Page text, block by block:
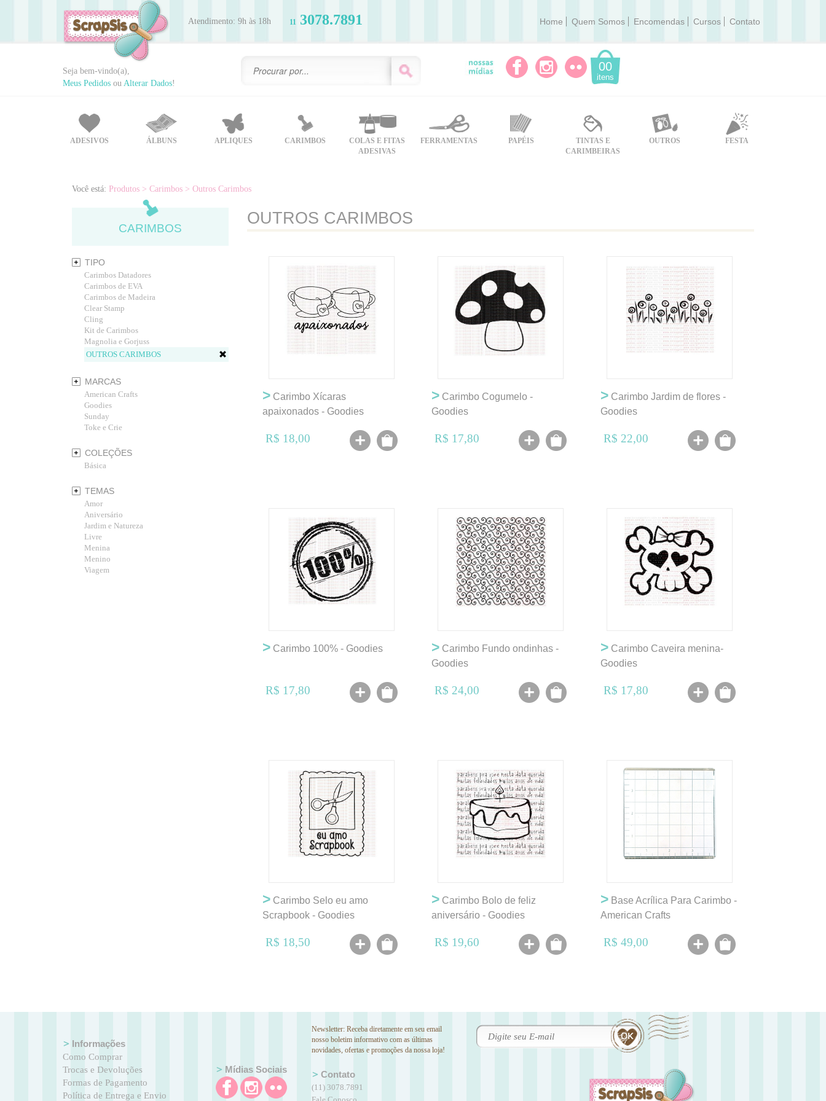
Atendimento: 9h às 18h 11 3078.7891 Home Quem Somos Encomendas Cursos Contato
Seja bem-vindo(a),
Meus Pedidos ou Alterar Dados!
00
itens
ADESIVOS ÁLBUNS APLIQUES CARIMBOS
COLAS E FITAS
ADESIVAS
FERRAMENTAS PAPÉIS
TINTAS E
CARIMBEIRAS
OUTROS FESTA
Você está: Produtos > Carimbos > Outros Carimbos
CARIMBOS
TIPO
Carimbos Datadores
Carimbos de EVA
Carimbos de Madeira
Clear Stamp
Cling
Kit de Carimbos
Magnolia e Gorjuss
OUTROS CARIMBOS
MARCAS
American Crafts
Goodies
Sunday
Toke e Crie
COLEÇÕES
Básica
TEMAS
Amor
Aniversário
Jardim e Natureza
Livre
Menina
Menino
Viagem
OUTROS CARIMBOS
> Carimbo Xícaras
apaixonados - Goodies
R$ 18,00
>Carimbo Cogumelo -
Goodies
R$ 17,80
>Carimbo Jardim de flores -
Goodies
R$ 22,00
> Carimbo 100% - Goodies
R$ 17,80
>Carimbo Fundo ondinhas -
Goodies
R$ 24,00
>Carimbo Caveira menina-
Goodies
R$ 17,80
> Carimbo Selo eu amo
Scrapbook - Goodies
R$ 18,50
>Carimbo Bolo de feliz
aniversário - Goodies
R$ 19,60
>Base Acrílica Para Carimbo -
American Crafts
R$ 49,00
Informações
Como Comprar
Trocas e Devoluções
Formas de Pagamento
Política de Entrega e Envio
Mídias Sociais
Newsletter: Receba diretamente em seu email
nosso boletim informativo com as últimas
novidades, ofertas e promoções da nossa loja!
Contato
(11) 3078.7891